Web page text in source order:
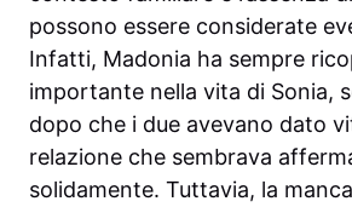
possono essere considerate
Infatti, Madonia ha sempre
importante nella vita di Sonia,
dopo che i due avevano dato
relazione che sembrava
solidamente. Tuttavia, la